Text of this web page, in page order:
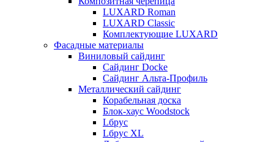
LUXARD Roman
LUXARD Classic
Комплектующие LUXARD
Фасадные материалы
Виниловый сайдинг
Сайдинг Docke
Сайдинг Альта-Профиль
Металлический сайдинг
Корабельная доска
Блок-хаус Woodstock
Lбрус
Lбрус XL